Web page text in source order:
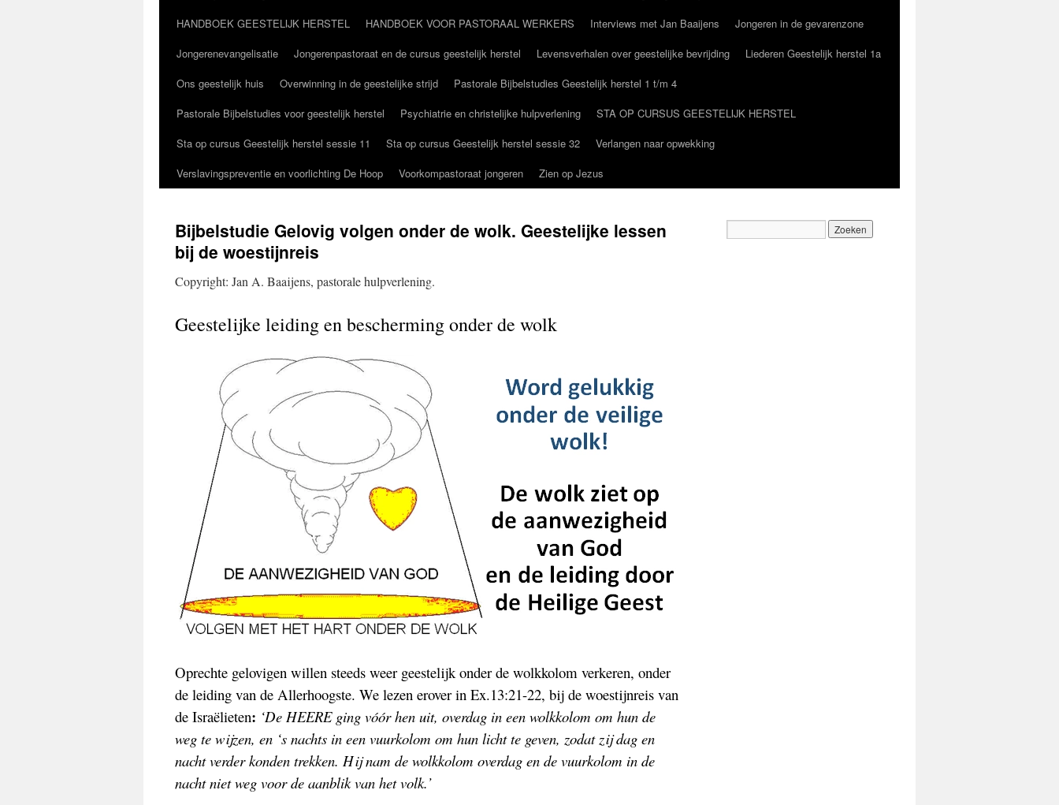
HANDBOEK GEESTELIJK HERSTEL
HANDBOEK VOOR PASTORAAL WERKERS Interviews met Jan Baaijens
Jongeren in de gevarenzone
Jongerenevangelisatie
Jongerenpastoraat en de cursus geestelijk herstel Levensverhalen over geestelijke bevrijding
Liederen Geestelijk herstel 1a
Ons geestelijk huis
Overwinning in de geestelijke strijd
Pastorale Bijbelstudies Geestelijk herstel 1 t/m 4
Pastorale Bijbelstudies voor geestelijk herstel
Psychiatrie en christelijke hulpverlening
STA OP CURSUS GEESTELIJK HERSTEL
Sta op cursus Geestelijk herstel sessie 11
Sta op cursus Geestelijk herstel sessie 32
Verlangen naar opwekking
Verslavingspreventie en voorlichting De Hoop
Voorkompastoraat jongeren Zien op Jezus
Bijbelstudie Gelovig volgen onder de wolk. Geestelijke lessen
bij de woestijnreis
Copyright: Jan A. Baaijens, pastorale hulpverlening.
Geestelijke leiding en bescherming onder de wolk
Oprechte gelovigen willen steeds weer geestelijk onder de wolkkolom verkeren, onder
de leiding van de Allerhoogste. We lezen erover in Ex.13:21-22, bij de woestijnreis van
de Israëlieten: ‘De HEERE ging vóór hen uit, overdag in een wolkkolom om hun de
weg te wijzen, en ‘s nachts in een vuurkolom om hun licht te geven, zodat zij dag en
nacht verder konden trekken. Hij nam de wolkkolom overdag en de vuurkolom in de
nacht niet weg voor de aanblik van het volk.’